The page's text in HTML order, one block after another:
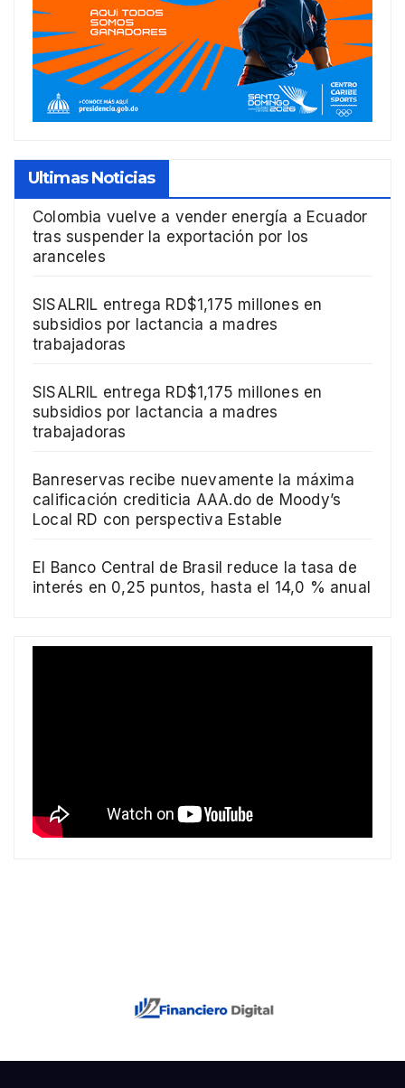
Ultimas Noticias
Colombia vuelve a vender energía a Ecuador
tras suspender la exportación por los
aranceles
SISALRIL entrega RD$1,175 millones en
subsidios por lactancia a madres
trabajadoras
SISALRIL entrega RD$1,175 millones en
subsidios por lactancia a madres
trabajadoras
Banreservas recibe nuevamente la máxima
calificación crediticia AAA.do de Moody’s
Local RD con perspectiva Estable
El Banco Central de Brasil reduce la tasa de
interés en 0,25 puntos, hasta el 14,0 % anual